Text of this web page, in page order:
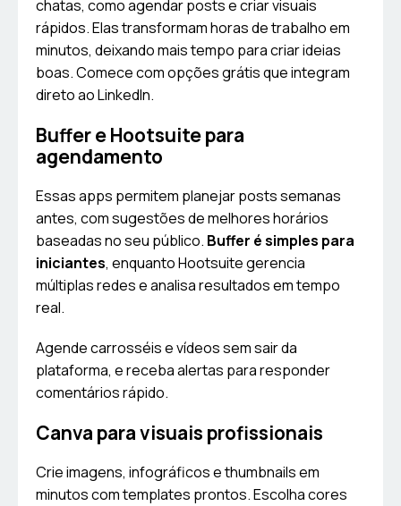
chatas, como agendar posts e criar visuais
rápidos. Elas transformam horas de trabalho em
minutos, deixando mais tempo para criar ideias
boas. Comece com opções grátis que integram
direto ao LinkedIn.
Buffer e Hootsuite para
agendamento
Essas apps permitem planejar posts semanas
antes, com sugestões de melhores horários
baseadas no seu público. Buffer é simples para
iniciantes, enquanto Hootsuite gerencia
múltiplas redes e analisa resultados em tempo
real.
Agende carrosséis e vídeos sem sair da
plataforma, e receba alertas para responder
comentários rápido.
Canva para visuais profissionais
Crie imagens, infográficos e thumbnails em
minutos com templates prontos. Escolha cores